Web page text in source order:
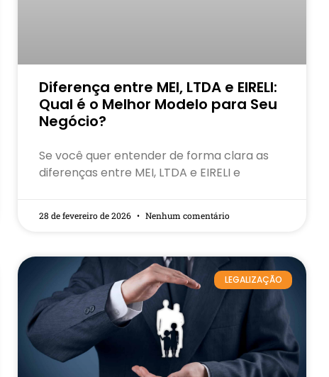
Diferença entre MEI, LTDA e EIRELI:
Qual é o Melhor Modelo para Seu
Negócio?
Se você quer entender de forma clara as
diferenças entre MEI, LTDA e EIRELI e
28 de fevereiro de 2026 Nenhum comentário
LEGALIZAÇÃO